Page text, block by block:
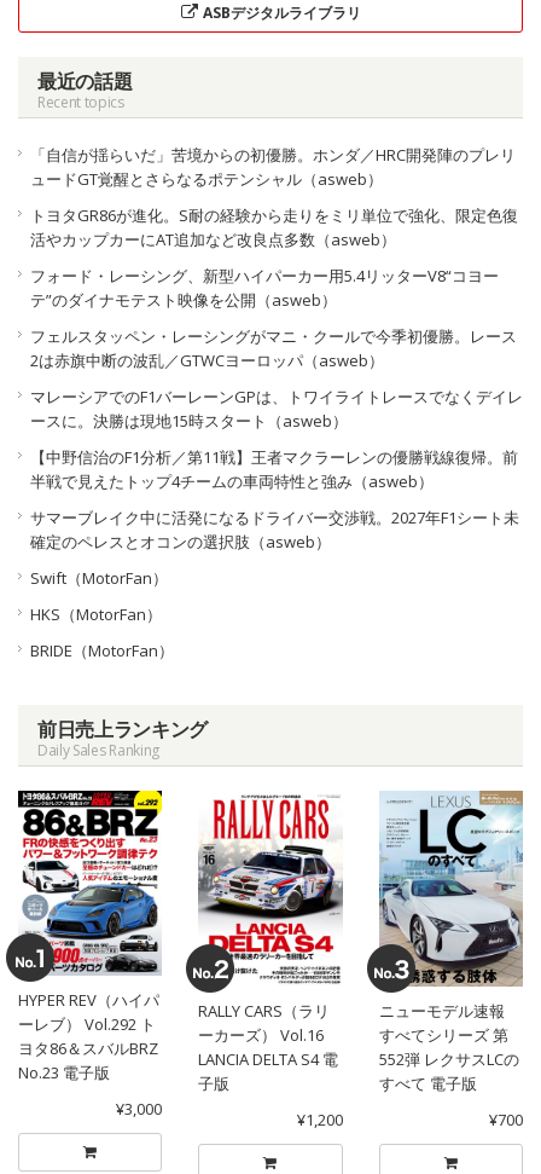
ASBデジタルライブラリ
最近の話題
Recent topics
「自信が揺らいだ」苦境からの初優勝。ホンダ／HRC開発陣のプレリ
ュードGT覚醒とさらなるポテンシャル（asweb）
トヨタGR86が進化。S耐の経験から走りをミリ単位で強化、限定色復
活やカップカーにAT追加など改良点多数（asweb）
フォード・レーシング、新型ハイパーカー用5.4リッターV8“コヨー
テ”のダイナモテスト映像を公開（asweb）
フェルスタッペン・レーシングがマニ・クールで今季初優勝。レース
2は赤旗中断の波乱／GTWCヨーロッパ（asweb）
マレーシアでのF1バーレーンGPは、トワイライトレースでなくデイレ
ースに。決勝は現地15時スタート（asweb）
【中野信治のF1分析／第11戦】王者マクラーレンの優勝戦線復帰。前
半戦で見えたトップ4チームの車両特性と強み（asweb）
サマーブレイク中に活発になるドライバー交渉戦。2027年F1シート未
確定のペレスとオコンの選択肢（asweb）
Swift（MotorFan）
HKS（MotorFan）
BRIDE（MotorFan）
前日売上ランキング
Daily Sales Ranking
HYPER REV（ハイパ
ーレブ） Vol.292 ト
ヨタ86＆スバルBRZ
No.23 電子版
¥3,000
RALLY CARS（ラリ
ーカーズ） Vol.16
LANCIA DELTA S4 電
子版
¥1,200
ニューモデル速報
すべてシリーズ 第
552弾 レクサスLCの
すべて 電子版
¥700